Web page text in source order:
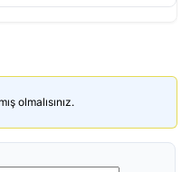
olmalısınız.